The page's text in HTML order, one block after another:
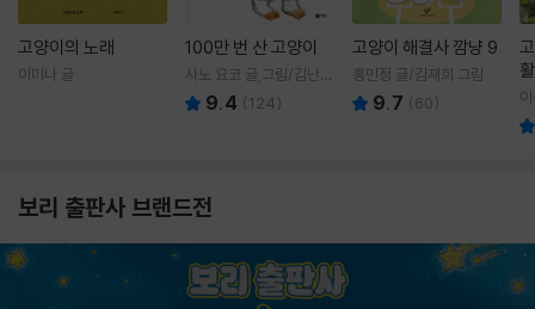
고양이의 노래
이미나 글
100만 번 산 고양이
사노 요코 글,그림/김난주
역 9.4 (124)
고양이 해결사 깜냥 9
홍민정 글/김재희 그림
9.7 (60)
보리 출판사 브랜드전